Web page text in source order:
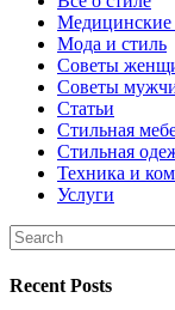
Медицинские
Мода и стиль
Советы
Советы
Статьи
Стильная
Стильная
Техника и
Услуги
Recent Posts